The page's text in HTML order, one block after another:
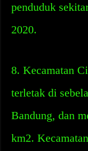
penduduk
2020.
8. Kecamatan
terletak di
Bandung, dan
km2.